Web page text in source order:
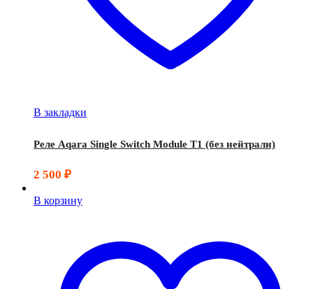
В закладки
Реле Aqara Single Switch Module T1 (без нейтрали)
2 500 ₽
В корзину